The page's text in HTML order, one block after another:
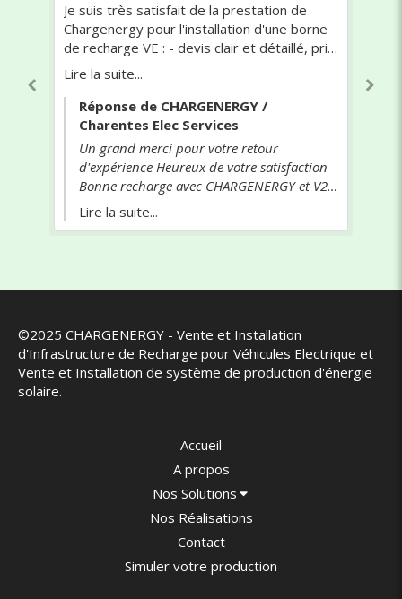
d'une borne
clair et détaillé, prix
- Ensemble du
V2C, tableau,
chantier
et V2C
Très bon service. Aussi
sérieux dans son travail. Le
soigné. Rien à redire, je
Réponse de CHARGENERGY /
Charentes Elec Services
Merci beaucoup pour cet avis
! Nous sommes ravis que notre
ai apporté une entière
©2025 CHARGENERGY - Vente et Installation
d'Infrastructure de Recharge pour Véhicules Electrique et
Vente et Installation de système de production d'énergie
solaire.
Accueil
A propos
Nos Solutions
Nos Réalisations
Contact
Simuler votre production